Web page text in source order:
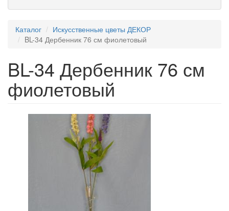
Каталог
Искусственные цветы ДЕКОР
BL-34 Дербенник 76 см фиолетовый
BL-34 Дербенник 76 см
фиолетовый